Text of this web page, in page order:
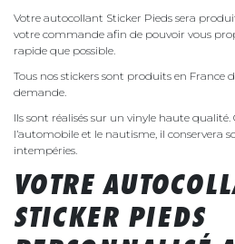
Votre autocollant Sticker Pieds sera
votre commande afin de pouvoir vous
rapide que possible.
Tous nos stickers sont produits en France
demande.
Ils sont réalisés sur un vinyle haute qualité.
l’automobile et le nautisme, il conservera
intempéries.
VOTRE
STICKER PIEDS